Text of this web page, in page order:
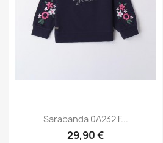
Sarabanda 0A232 F...
29,90 €